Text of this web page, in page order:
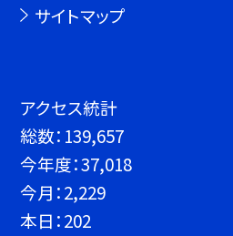
サイトマップ
アクセス統計
総数： 139,657
今年度：37,018
今月：2,229
本日：202